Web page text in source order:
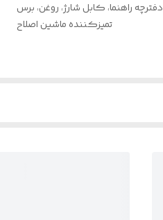
دفترچه راهنما، کابل شارژ، روغن، برس
تمیزکننده ماشین اصلاح